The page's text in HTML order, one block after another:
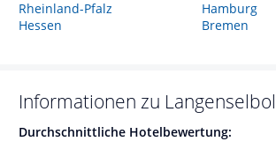
Rheinland-Pfalz
Hessen
Hamburg
Bremen
Informationen zu
Durchschnittliche Hotelbewertung: